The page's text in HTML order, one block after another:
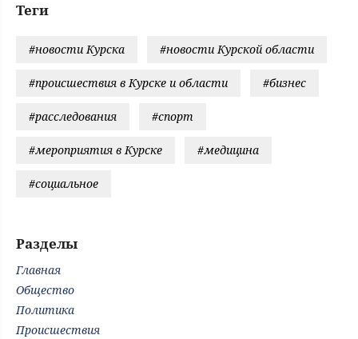
Теги
#новости Курска #новости Курской области
#происшествия в Курске и области #бизнес
#расследования #спорт
#мероприятия в Курске #медицина
#социальное
Разделы
Главная
Общество
Политика
Происшествия